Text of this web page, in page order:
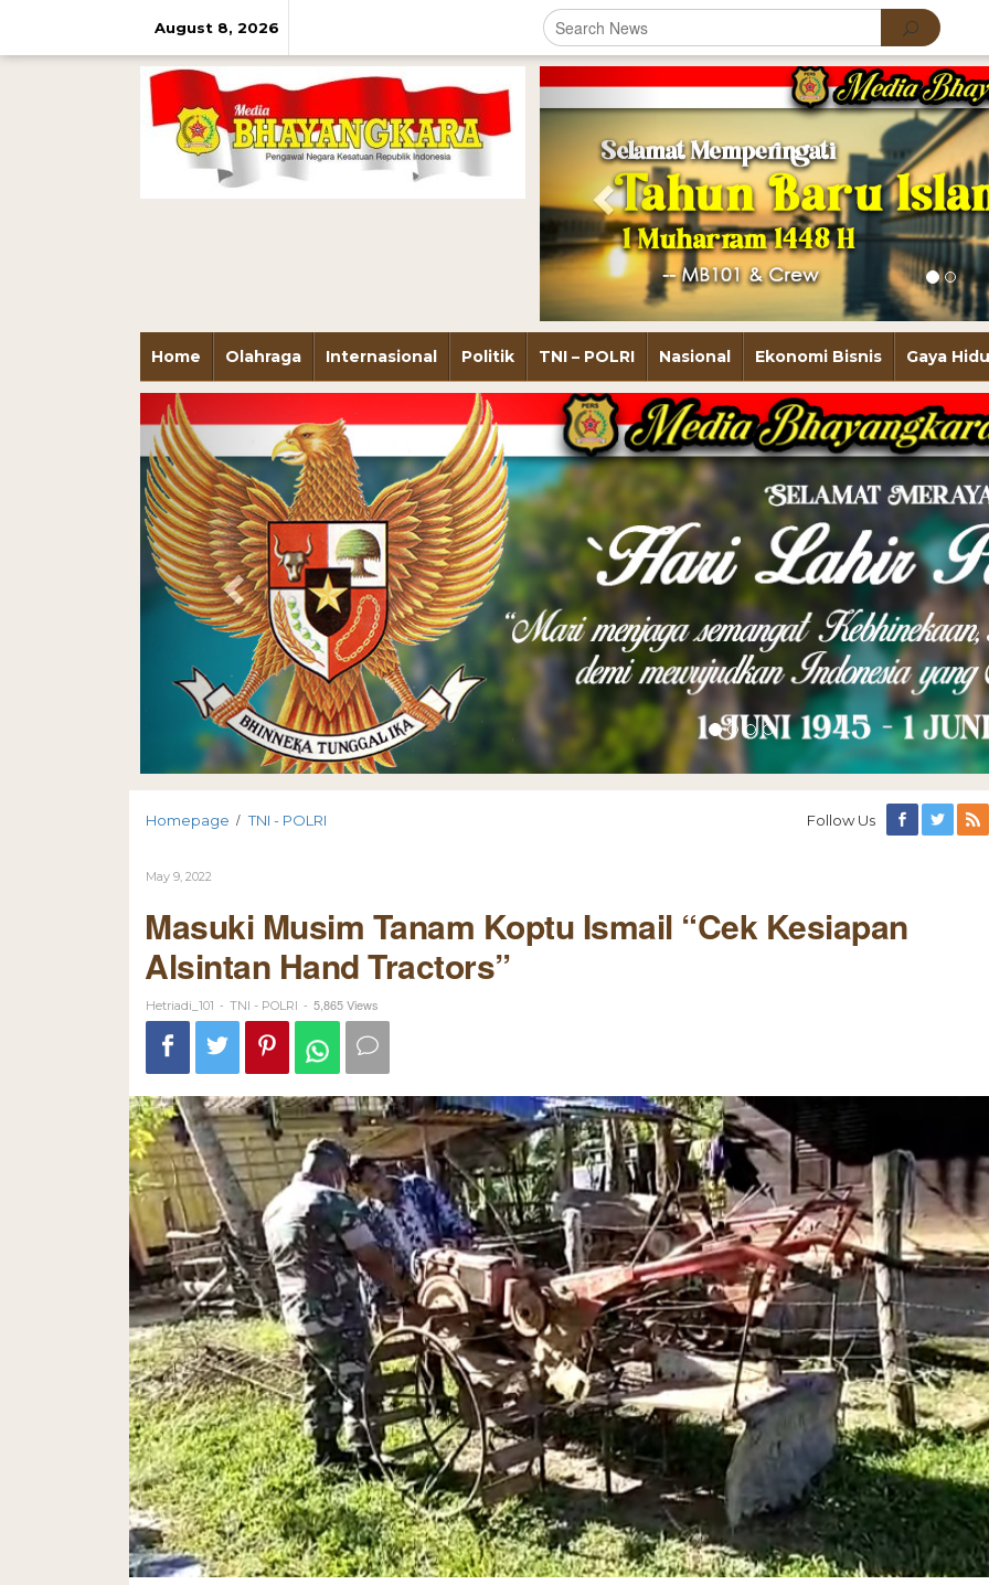
August 8, 2026
Previous
Home Olahraga Internasional Politik TNI – POLRI Nasional Ekonomi Bisnis Gaya
Homepage / TNI - POLRI Follow Us
May 9, 2022
Masuki Musim Tanam Koptu Ismail “Cek Kesiapan
Alsintan Hand Tractors”
Hetriadi_101 - TNI - POLRI - 5,865 Views